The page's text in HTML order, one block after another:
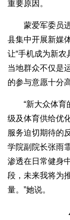
重要原因。
蒙爱军委员进
县集中开展新媒
让“手机成为新农
当地群众不仅是
的参与意愿十分
“新大众体育
级及体育供给优
服务迫切期待的
学院副院长张雨
渗透在日常健身
段，未来我将为
量。”她说。